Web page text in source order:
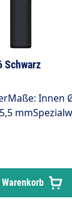
Schwarz
Innen
und
Durch die
liegt der
an und
von
und